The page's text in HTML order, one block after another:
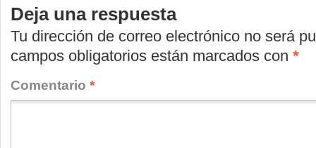
una
ventana
nueva)
una
ventana
nueva)
una
ventana
Deja una respuesta
Tu dirección de correo electrónico no será
campos obligatorios están marcados con *
Comentario *